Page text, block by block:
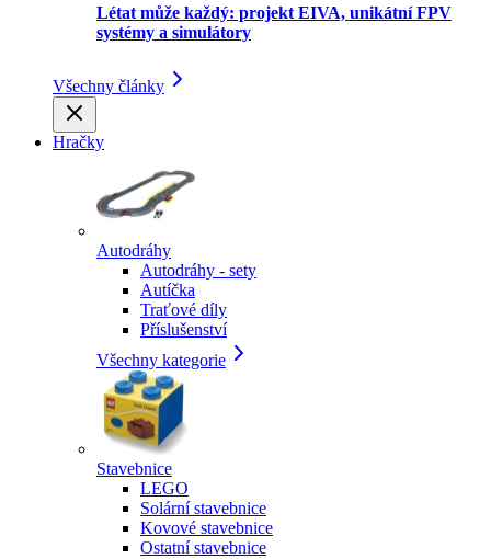
Létat může každý: projekt EIVA, unikátní FPV
systémy a simulátory
Všechny články
Hračky
Autodráhy
Autodráhy - sety
Autíčka
Traťové díly
Příslušenství
Všechny kategorie
Stavebnice
LEGO
Solární stavebnice
Kovové stavebnice
Ostatní stavebnice